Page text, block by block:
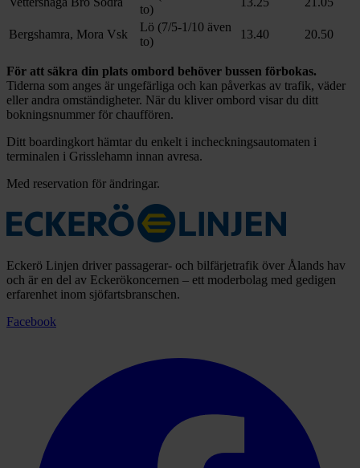
to)
Bergshamra, Mora Vsk
Lö (7/5-1/10 även
to)
13.40 20.50
För att säkra din plats ombord behöver bussen förbokas.
Tiderna som anges är ungefärliga och kan påverkas av trafik, väder
eller andra omständigheter. När du kliver ombord visar du ditt
bokningsnummer för chauffören.
Ditt boardingkort hämtar du enkelt i incheckningsautomaten i
terminalen i Grisslehamn innan avresa.
Med reservation för ändringar.
Eckerö Linjen driver passagerar- och bilfärjetrafik över Ålands hav
och är en del av Eckerökoncernen – ett moderbolag med gedigen
erfarenhet inom sjöfartsbranschen.
Facebook